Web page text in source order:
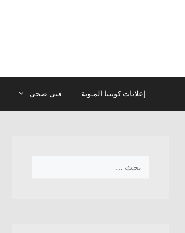
إعلانات كويتنا المبوبة فني صحي
عن: